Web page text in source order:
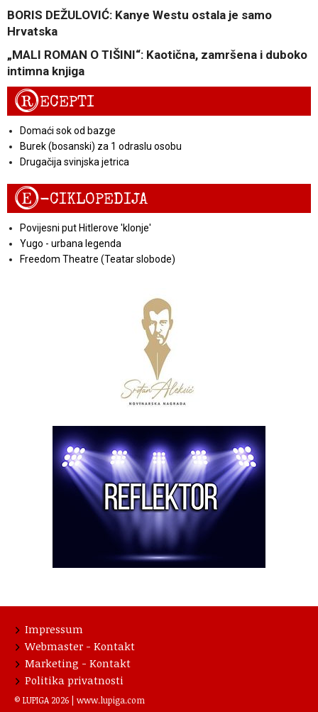
BORIS DEŽULOVIĆ: Kanye Westu ostala je samo
Hrvatska
„MALI ROMAN O TIŠINI“: Kaotična, zamršena i duboko
intimna knjiga
RECEPTI
Domaći sok od bazge
Burek (bosanski) za 1 odraslu osobu
Drugačija svinjska jetrica
E-CIKLOPEDIJA
Povijesni put Hitlerove 'klonje'
Yugo - urbana legenda
Freedom Theatre (Teatar slobode)
Impressum
Webmaster - Kontakt
Marketing - Kontakt
Politika privatnosti
© LUPIGA 2026 | www.lupiga.com